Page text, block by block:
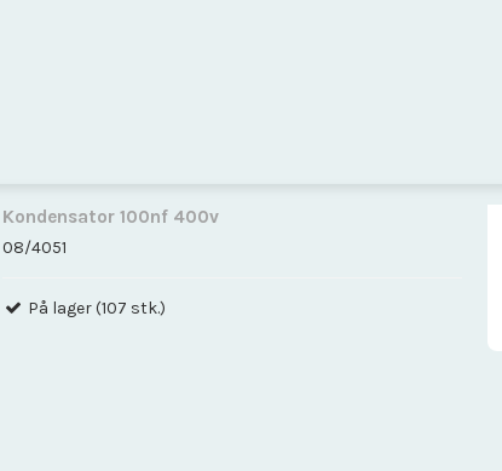
Kondensator 100nf 400v
08/4051
På lager (107 stk.)